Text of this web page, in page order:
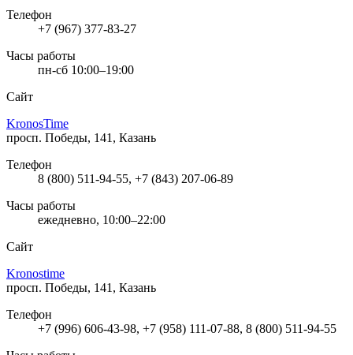
Телефон
+7 (967) 377-83-27
Часы работы
пн-сб 10:00–19:00
Сайт
KronosTime
просп. Победы, 141, Казань
Телефон
8 (800) 511-94-55, +7 (843) 207-06-89
Часы работы
ежедневно, 10:00–22:00
Сайт
Kronostime
просп. Победы, 141, Казань
Телефон
+7 (996) 606-43-98, +7 (958) 111-07-88, 8 (800) 511-94-55